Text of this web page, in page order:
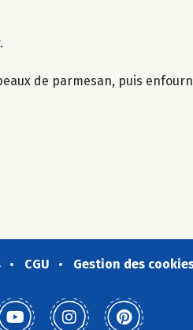
de parmesan, puis
CGU Gestion des